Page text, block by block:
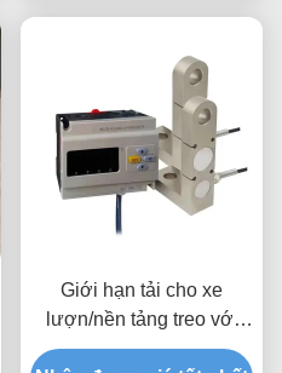
Giới hạn tải cho xe
lượn/nền tảng treo với
báo động quá tải để đảm